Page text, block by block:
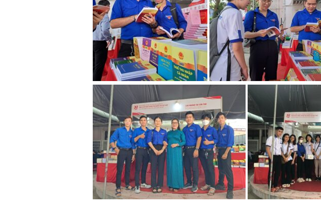
những câu chuyện đẹp
BẢN TIN ĐIỆN TỬ “TUỔI TRẺ
VIỆT NAM NHỮNG CÂU
CHUYỆN ĐẸP” QUÝ II – NĂM
2026
ĐOÀN VIÊN, SINH VIÊN CTUT
THAM GIA HỖ TRỢ CÔNG TÁC
DỌN DẸP, VỆ SINH KHUÔN VIÊN
CƠ QUAN THÀNH ĐOÀN